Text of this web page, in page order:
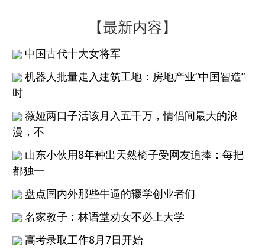
【最新内容】
中国古代十大女将军
机器人批量走入建筑工地：房地产业“中国智造”
时
薇娅两口子活该月入五千万，情侣间最大的浪
漫，不
山东小伙用8年种出天然椅子受网友追捧：每把
都独一
盘点国内外那些牛逼的辍学创业者们
名家教子：林语堂劝女不必上大学
高考录取工作8月7日开始